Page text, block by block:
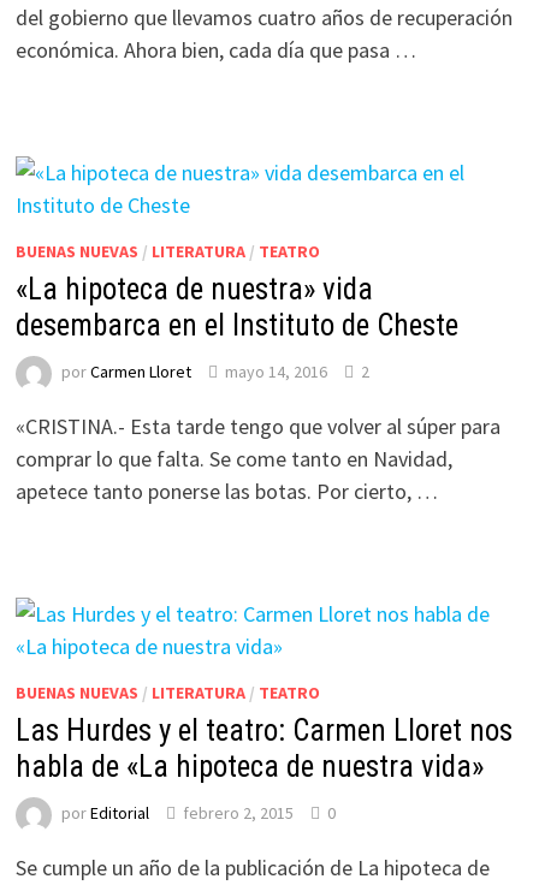
del gobierno que llevamos cuatro años de recuperación
económica. Ahora bien, cada día que pasa …
BUENAS NUEVAS / LITERATURA/ TEATRO
«La hipoteca de nuestra» vida
desembarca en el Instituto de Cheste
porCarmen Lloret mayo 14, 2016 2
«CRISTINA.- Esta tarde tengo que volver al súper para
comprar lo que falta. Se come tanto en Navidad,
apetece tanto ponerse las botas. Por cierto, …
BUENAS NUEVAS / LITERATURA/ TEATRO
Las Hurdes y el teatro: Carmen Lloret nos
habla de «La hipoteca de nuestra vida»
porEditorial febrero 2, 2015 0
Se cumple un año de la publicación de La hipoteca de